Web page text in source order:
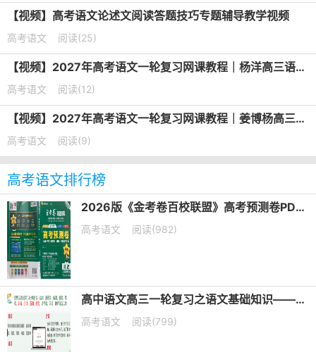
【视频】高考语文论述文阅读答题技巧专题辅导教学视频
高考语文 阅读(25)
【视频】2027年高考语文一轮复习网课教程｜杨洋高三语文上学期暑假班视频教程
高考语文 阅读(12)
【视频】2027年高考语文一轮复习网课教程｜姜博杨高三语文上学期暑假班视频教程
高考语文 阅读(9)
高考语文排行榜
2026版《金考卷百校联盟》高考预测卷PDF电子版下载
高考语文 阅读(982)
高中语文高三一轮复习之语文基础知识——短语类型+课件（20张PPT）
高考语文 阅读(799)